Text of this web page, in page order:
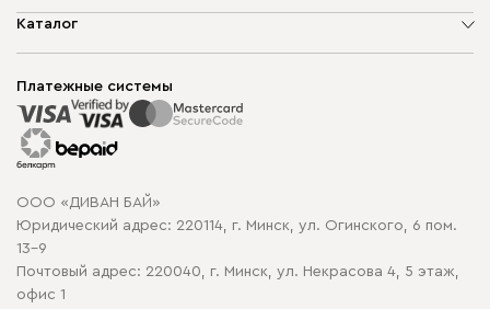
О компании
Способы оплаты
Рассрочка и кредит
Гарантия
Карта сайта
Политика конфиденциальности
Политика в отношении обработки cookie
Каталог
Корпусная мебель
Распродажа мебели
Платежные системы
ООО «ДИВАН БАЙ»
Юридический адрес: 220114, г. Минск, ул. Огинского, 6 пом.
13-9
Почтовый адрес: 220040, г. Минск, ул. Некрасова 4, 5 этаж,
офис 1